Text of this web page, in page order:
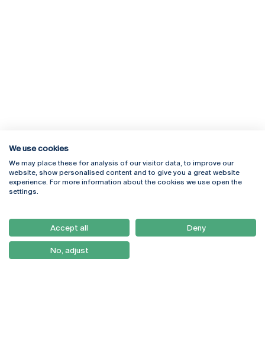
Rua Diogo Botelho 1327
4169-005 Porto
+351 226 196 240
Campus Online
Webmail
Como Chegar
Newsletter
We use cookies
We may place these for analysis of our visitor data, to improve our
website, show personalised content and to give you a great website
experience. For more information about the cookies we use open the
settings.
Accept all Deny
No, adjust